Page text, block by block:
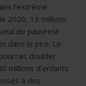
l’extrême
2020, 13 millions
de pauvreté
dans le pire. Le
doubler
millions d’enfants
à des